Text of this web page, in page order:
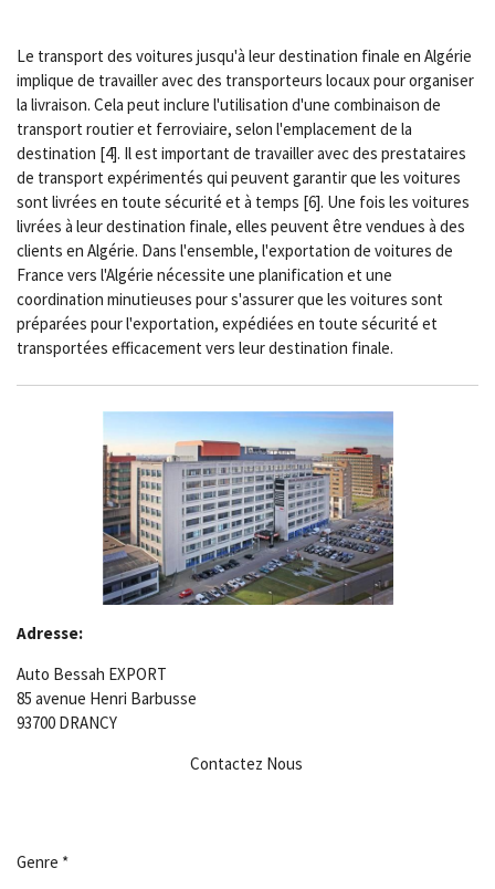
Le transport des voitures jusqu'à leur destination finale en Algérie
implique de travailler avec des transporteurs locaux pour organiser
la livraison. Cela peut inclure l'utilisation d'une combinaison de
transport routier et ferroviaire, selon l'emplacement de la
destination [4]. Il est important de travailler avec des prestataires
de transport expérimentés qui peuvent garantir que les voitures
sont livrées en toute sécurité et à temps [6]. Une fois les voitures
livrées à leur destination finale, elles peuvent être vendues à des
clients en Algérie. Dans l'ensemble, l'exportation de voitures de
France vers l'Algérie nécessite une planification et une
coordination minutieuses pour s'assurer que les voitures sont
préparées pour l'exportation, expédiées en toute sécurité et
transportées efficacement vers leur destination finale.
Adresse:
Auto Bessah EXPORT
85 avenue Henri Barbusse
93700 DRANCY
Contactez Nous
Genre *